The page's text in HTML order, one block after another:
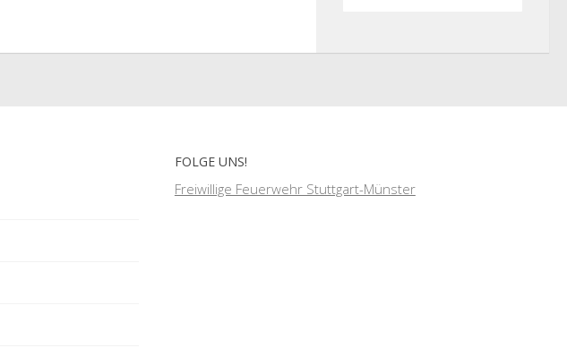
FOLGE UNS!
Freiwillige Feuerwehr Stuttgart-Münster